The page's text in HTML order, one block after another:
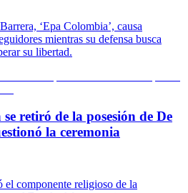
‘Epa Colombia’, causa
mientras su defensa busca
su libertad.
retiró de la posesión de De
la ceremonia
el componente religioso de la